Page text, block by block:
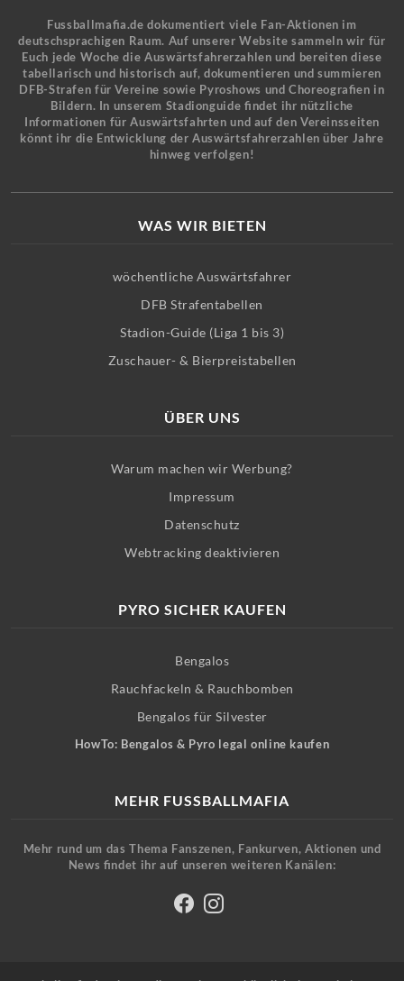
Fussballmafia.de dokumentiert viele Fan-Aktionen im
deutschsprachigen Raum. Auf unserer Website sammeln wir für
Euch jede Woche die Auswärtsfahrerzahlen und bereiten diese
tabellarisch und historisch auf, dokumentieren und summieren
DFB-Strafen für Vereine sowie Pyroshows und Choreografien in
Bildern. In unserem Stadionguide findet ihr nützliche
Informationen für Auswärtsfahrten und auf den Vereinsseiten
könnt ihr die Entwicklung der Auswärtsfahrerzahlen über Jahre
hinweg verfolgen!
WAS WIR BIETEN
wöchentliche Auswärtsfahrer
DFB Strafentabellen
Stadion-Guide (Liga 1 bis 3)
Zuschauer- & Bierpreistabellen
ÜBER UNS
Warum machen wir Werbung?
Impressum
Datenschutz
Webtracking deaktivieren
PYRO SICHER KAUFEN
Bengalos
Rauchfackeln & Rauchbomben
Bengalos für Silvester
HowTo: Bengalos & Pyro legal online kaufen
MEHR FUSSBALLMAFIA
Mehr rund um das Thema Fanszenen, Fankurven, Aktionen und
News findet ihr auf unseren weiteren Kanälen: